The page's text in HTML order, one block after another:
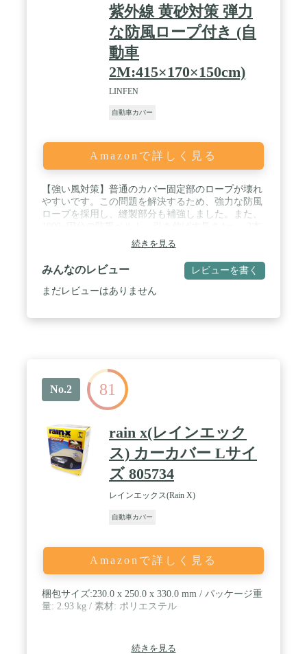
紫外線 黄砂対策 弾力
な防風ロープ付き (自
動車
2M:415×170×150cm)
LINFEN
自動車カバー
Amazonで詳しく見る
【強い風対策】普通のカバー固定部のロープが壊れ
やすいです。この問題を解決するため、強力な防風
ロープを採用し、縫製部分も補強しました。また、
セット無料付き。強風や台風が来た場合、車カバー
は風に飛ばされません 。 / 【より優れた防水材料】
今度はより耐水性の高い210T防水材料を使用してい
ます。普通の170T材料と比べると、耐水性は2つの
レベルに上昇しました。【ご注意！！！】：カバー
や、酸性雨等の車体を劣化させるのを防ぐ また直射
日光による紫外線により塗装変色や太陽光による ダ
ッシュボードの変形等を防いでくれます。 / 【耐久
性】今回の材料は、高密度のガタフ生地を採用して
おり、外層に銀を塗り、しっかりと防水効果を発揮
しています。また酸性雨，強い紫外線，氷霜などに
優れた耐久性を有している。 / 【100%品質保証】汎
用品サイズ：415×170×150cm、全長415cm、全幅
170cm、高150cmです。念のため、ご注文する前
ら、ご気軽にこちらに連絡ください。返金再送に対
ために全力を尽くします。
続きを見る
みんなのレビュー レビューを書く
まだレビューはありません
No.2 81
rain x(レインエック
ス) カーカバー Lサイ
ズ 805734
レインエックス(Rain X)
自動車カバー
Amazonで詳しく見る
梱包サイズ:230.0 x 250.0 x 330.0 mm / パッケージ重
量: 2.93 kg / 素材: ポリエステル
続きを見る